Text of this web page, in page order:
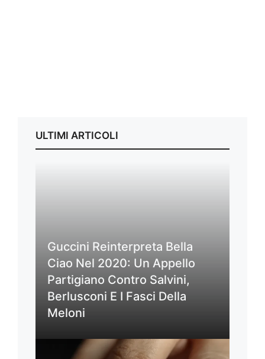
ULTIMI ARTICOLI
Guccini Reinterpreta Bella
Ciao Nel 2020: Un Appello
Partigiano Contro Salvini,
Berlusconi E I Fasci Della
Meloni